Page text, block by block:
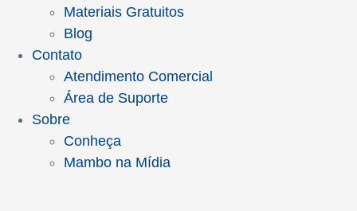
Materiais Gratuitos
Blog
Contato
Atendimento Comercial
Área de Suporte
Sobre
Conheça
Mambo na Mídia